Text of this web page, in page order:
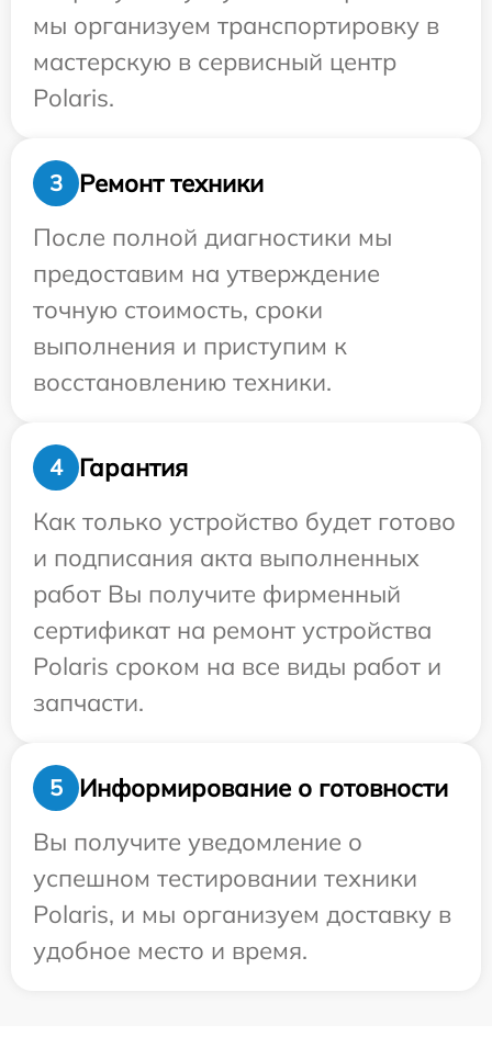
мы организуем транспортировку в
мастерскую в сервисный центр
Polaris.
3
Ремонт техники
После полной диагностики мы
предоставим на утверждение
точную стоимость, сроки
выполнения и приступим к
восстановлению техники.
4
Гарантия
Как только устройство будет готово
и подписания акта выполненных
работ Вы получите фирменный
сертификат на ремонт устройства
Polaris сроком на все виды работ и
запчасти.
5
Информирование о готовности
Вы получите уведомление о
успешном тестировании техники
Polaris, и мы организуем доставку в
удобное место и время.